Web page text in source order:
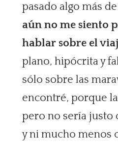
pasado algo más
aún no me siento
hablar sobre el
plano, hipócrita y
sólo sobre las
encontré, porque
pero no sería justo
y ni mucho menos